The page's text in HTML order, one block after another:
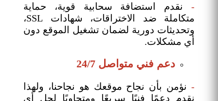
-
نقدم استضافة سحابية قوية، حماية
متكاملة ضد الاختراقات، شهادات SSL،
وتحديثات دورية لضمان تشغيل الموقع دون
أي مشكلات.
دعم فني متواصل 24/7
- نؤمن بأن نجاح موقعك هو نجاحنا، ولهذا
نقدم دعمًا فنيًا سريعًا ومتجاوبًا لحل أي